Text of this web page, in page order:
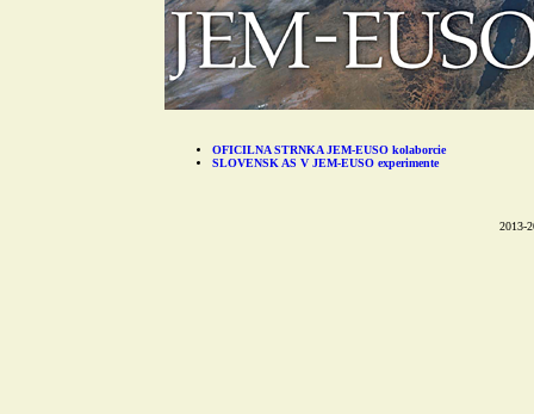
OFICILNA STRNKA JEM-EUSO kolaborcie
SLOVENSK AS V JEM-EUSO experimente
2013-